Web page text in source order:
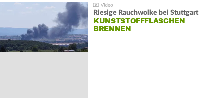
Riesige Rauchwolke bei Stuttgart
KUNSTSTOFFFLASCHEN
BRENNEN